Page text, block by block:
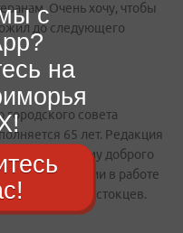
Очень хочу, чтобы
до следующего
совета
65 лет. Редакция
желает ему доброго
энергии в работе
владивостокцев.
с
на